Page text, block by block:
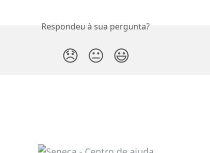
Respondeu à sua pergunta?
😞 😐 😃